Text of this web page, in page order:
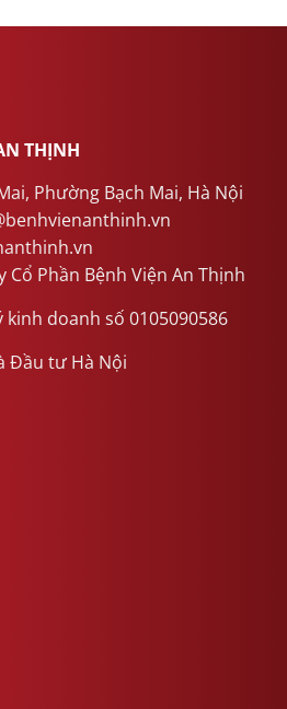
THỊNH
Phường Bạch Mai, Hà Nội
Cổ Phần Bệnh Viện An Thịnh
kinh doanh số 0105090586
Đầu tư Hà Nội